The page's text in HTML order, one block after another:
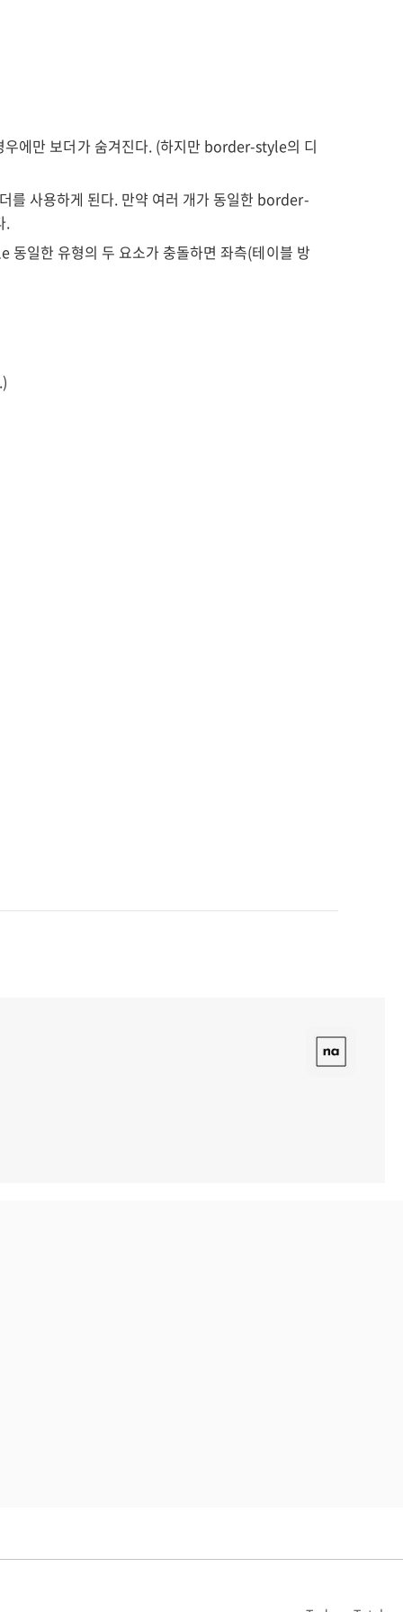
에만 보더가 숨겨진다. (하지만 border-style의 디
를 사용하게 된다. 만약 여러 개가 동일한 border-
.
한 유형의 두 요소가 충돌하면 좌측(테이블 방